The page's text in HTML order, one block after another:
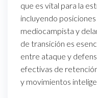
que es vital para la
incluyendo
mediocampista y
de transición es
entre ataque y
efectivas de
y movimientos